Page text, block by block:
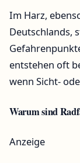
Im Harz,
Deutschlands,
entstehen oft
wenn Sicht-
Warum sind
Anzeige